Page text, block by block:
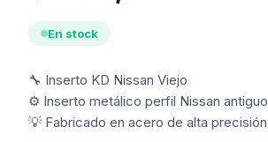
En stock
🔧 Inserto KD Nissan Viejo
⚙️ Inserto metálico perfil Nissan antiguo
💡 Fabricado en acero de alta precisión